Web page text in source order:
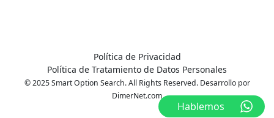
Política de Privacidad
Política de Tratamiento de Datos Personales
© 2025 Smart Option Search. All Rights Reserved. Desarrollo por
DimerNet.com
Hablemos